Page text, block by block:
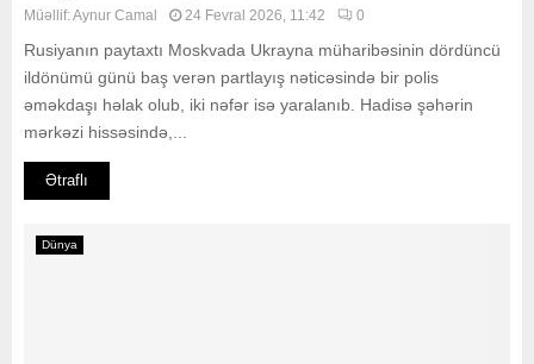
Müəllif:Aynur Camal 24 Fevral 2026, 11:42 0
Rusiyanın paytaxtı Moskvada Ukrayna müharibəsinin dördüncü
ildönümü günü baş verən partlayış nəticəsində bir polis
əməkdaşı həlak olub, iki nəfər isə yaralanıb. Hadisə şəhərin
mərkəzi hissəsində,...
Ətraflı
Dünya